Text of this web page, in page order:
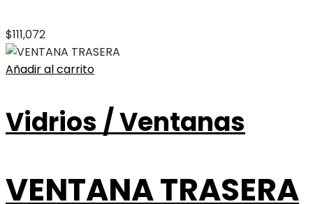
$111,072
Añadir al carrito
Vidrios / Ventanas
VENTANA TRASERA